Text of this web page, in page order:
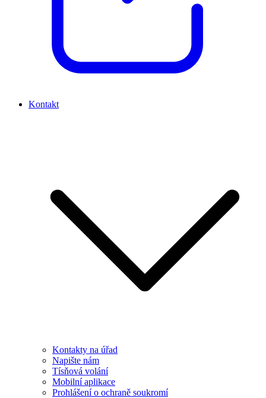
Kontakt
Kontakty na úřad
Napište nám
Tísňová volání
Mobilní aplikace
Prohlášení o ochraně soukromí